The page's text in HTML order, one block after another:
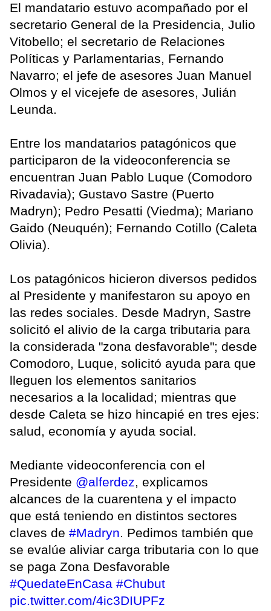
El mandatario estuvo acompañado por el
secretario General de la Presidencia, Julio
Vitobello; el secretario de Relaciones
Políticas y Parlamentarias, Fernando
Navarro; el jefe de asesores Juan Manuel
Olmos y el vicejefe de asesores, Julián
Leunda.
Entre los mandatarios patagónicos que
participaron de la videoconferencia se
encuentran Juan Pablo Luque (Comodoro
Rivadavia); Gustavo Sastre (Puerto
Madryn); Pedro Pesatti (Viedma); Mariano
Gaido (Neuquén); Fernando Cotillo (Caleta
Olivia).
Los patagónicos hicieron diversos pedidos
al Presidente y manifestaron su apoyo en
las redes sociales. Desde Madryn, Sastre
solicitó el alivio de la carga tributaria para
la considerada "zona desfavorable"; desde
Comodoro, Luque, solicitó ayuda para que
lleguen los elementos sanitarios
necesarios a la localidad; mientras que
desde Caleta se hizo hincapié en tres ejes:
salud, economía y ayuda social.
Mediante videoconferencia con el
Presidente @alferdez, explicamos
alcances de la cuarentena y el impacto
que está teniendo en distintos sectores
claves de #Madryn. Pedimos también que
se evalúe aliviar carga tributaria con lo que
se paga Zona Desfavorable
#QuedateEnCasa #Chubut
pic.twitter.com/4ic3DIUPFz